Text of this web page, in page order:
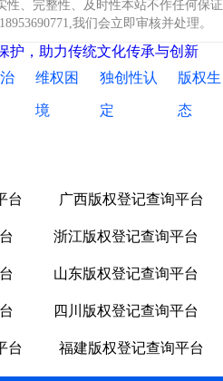
、完整性、及时性本站不作任何保证
我们会立即审核并处理。
护，助力传统文化传承与创新
维权困
境
独创性认
定
版权生
态
台 广西版权登记查询平台
浙江版权登记查询平台
山东版权登记查询平台
四川版权登记查询平台
台 福建版权登记查询平台